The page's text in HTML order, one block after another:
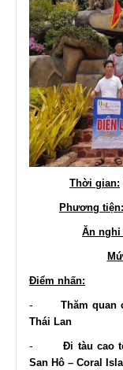
Thời gian:
Phương tiện:
Ăn nghỉ
Điểm nhấn:
-Thăm quan
Thái Lan
-Đi tàu cao
San Hô – Coral